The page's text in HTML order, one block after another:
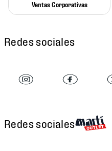
Ventas Corporativas
Redes sociales
Redes sociales